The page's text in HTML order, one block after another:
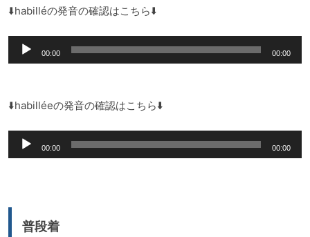
レ
ー
⬇️habilléの発音の確認はこちら⬇️
声
レ
ー
00:00 00:00
⬇️habilléeの発音の確認はこちら⬇️
声
00:00 00:00
普段着